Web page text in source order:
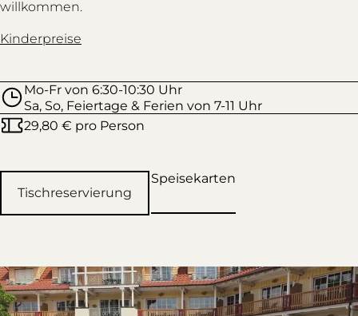
willkommen.
Kinderpreise
Mo-Fr von 6:30-10:30 Uhr
Sa, So, Feiertage & Ferien von 7-11 Uhr
29,80 € pro Person
Tischreservierung
Speisekarten